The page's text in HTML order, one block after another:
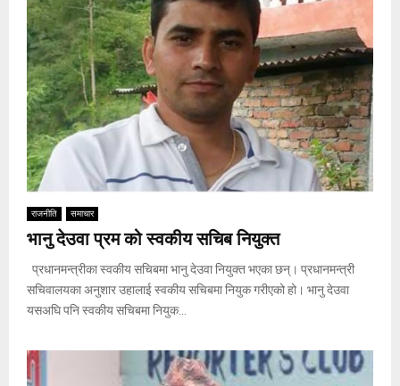
राजनीति समाचार
भानु देउवा प्रम को स्वकीय सचिब नियुक्त
प्रधानमन्त्रीका स्वकीय सचिबमा भानु देउवा नियुक्त भएका छन्। प्रधानमन्त्री
सचिवालयका अनुशार उहालाई स्वकीय सचिबमा नियुक गरीएको हो। भानु देउवा
यसअघि पनि स्वकीय सचिबमा नियुक...